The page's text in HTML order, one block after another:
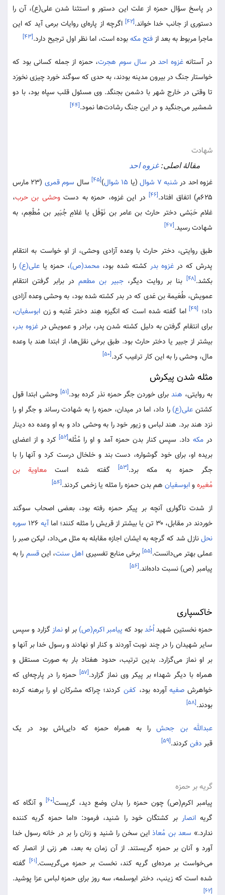
در پاسخ سؤال حمزه از علت این دستور و استثنا شدن علی(ع)، آن را
دستوری از جانب خدا خواند.[۴۲]
اگرچه از پاره‌ای روایات برمی آید که این
ماجرا مربوط به بعد ازفتح مکهبوده است، اما نظر اول ترجیح دارد.[۴۳]
در آستانهغزوه احددر سال سوم هجرت، حمزه از جمله کسانی بود که
خواستار جنگ در بیرون مدینه بودند، به حدی که سوگند خورد چیزی نخورَد
تا وقتی در خارج شهر با دشمن بجنگد. وی مسئول قلب سپاه بود، با دو
شمشیر می‌جنگید و در این جنگ رشادت‌ها نمود.[۴۴]
شهادت
مقالهٔ اصلی:غزوه احد
غزوه احد در شنبه ۷ شوال (یا ۱۵ شوال )[۴۵] سال سوم قمری
(۲۳ مارس
۶۲۵م) اتفاق افتاد.
[۴۶] در این غزوه، حمزه به دستوحشی بن حرب،
غلام حَبَشی دختر حارث بن عامر بن نَوْفَل یا غلامِ جُبَیر بن مُطْعِم، به
شهادت رسید.[۴۷]
طبق روایتی، دختر حارث با وعده آزادی وحشی، از او خواست به انتقام
پدرش که درغزوه بدر کشته شده بود، محمد(ص)، حمزه یا علی(ع) را
بکشد.[۴۸] بنا بر روایت دیگر،جبیر بن مطعمدر برابر گرفتن انتقام
عمویش، طُعَیمة بن عَدی که در بدر کشته شده بود، به وحشی وعده آزادی
داد؛ [۴۹] اما گفته شده است که انگیزه هِند دختر عُتبه و زن ابوسفیان،
برای انتقام گرفتن به دلیل کشته شدن پدر، برادر و عمویش درغزوه بدر،
بیشتر از جبیر یا دختر حارث بود. طبق برخی نقل‌ها، از ابتدا هند با وعده
مال، وحشی را به این کار ترغیب کرد.[۵۰]
مثله شدن پیکرش
به روایتی، هندبرای خوردن جگر حمزه نذر کرده بود.[۵۱]
وحشی ابتدا قول
کشتن علی(ع) را داد، اما در میدان، حمزه را به شهادت رساند و جگر او را
نزد هند برد. هند لباس و زیور خود را به وحشی داد و به او وعده ده دینار
در مکهداد. سپس کنار بدن حمزه آمد و او را مُثْله[۵۲]
کرد و از اعضای
بریده او، برای خود گوشواره، دست بند و خلخال درست کرد و آنها را با
جگر حمزه به مکه برد.[۵۳] گفته شده است معاویة بن
مُغیرهوابوسفیان هم بدن حمزه را مثله یا زخمی کردند.[۵۴]
از شدت ناگواری آنچه بر پیکر حمزه رفته بود، بعضی اصحاب سوگند
خوردند در مقابل، ۳۰ تن یا بیشتر از قریش را مثله کنند؛ اما
آیه
سوره
نحلنازل شد که گرچه به ایشان اجازه مقابله به مثل می‌داد، لیکن صبر را
عملی بهتر می‌دانست.[۵۵] برخی منابع تفسیری اهل سنت، اینقسم را به
پیامبر (ص) نسبت داده‌اند.[۵۶]
خاکسپاری
حمزه نخستین شهیداُحُدبود که پیامبر اکرم(ص) بر اونماز گزارد و سپس
سایر شهیدان را در چند نوبت آوردند و کنار او نهادند و رسول خدا بر آنها و
بر او نماز می‌گزارد. بدین ترتیب، حدود هفتاد بار به صورت مستقل و
همراه با دیگر شهداء بر پیکر وی نماز گزارد.[۵۷]
حمزه را در پارچه‌ای که
خواهرش صفیهآورده بود، کفنکردند؛ چراکه مشرکان او را برهنه کرده
بودند.[۵۸]
عبدالله بن جحشرا به همراه حمزه که دایی‌اش بود در یک
قبر دفن کردند.[۵۹]
گریه بر حمزه
پیامبر اکرم(ص) چون حمزه را بدان وضع دید، گریست[۶۰]
و آنگاه که
گریهانصار بر کشتگان خود را شنید، فرمود: «‌اما حمزه گریه کننده
ندارد.» سعد بن مُعاذاین سخن را شنید و زنان را بر در خانه رسول خدا
آورد و آنان بر حمزه گریستند. از آن زمان به بعد، هر زنی از انصار که
می‌خواست بر مرده‌ای گریه کند، نخست بر حمزه می‌گریست.[۶۱]
گفته
شده است که زینب، دختر ابوسلمه، سه روز برای حمزه لباس عزا پوشید.
[۶۲]